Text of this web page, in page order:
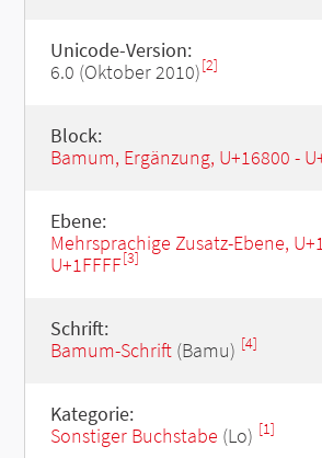
Unicode-Version:
6.0 (Oktober 2010)[2]
Block:
Bamum, Ergänzung, U+16800 -
Ebene:
Mehrsprachige Zusatz-Ebene,
U+1FFFF[3]
Schrift:
Bamum-Schrift(Bamu) [4]
Kategorie:
Sonstiger Buchstabe (Lo) [1]